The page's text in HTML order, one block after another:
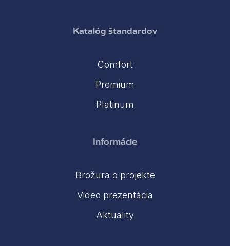
Katalóg štandardov
Comfort
Premium
Platinum
Informácie
Brožura o projekte
Video prezentácia
Aktuality